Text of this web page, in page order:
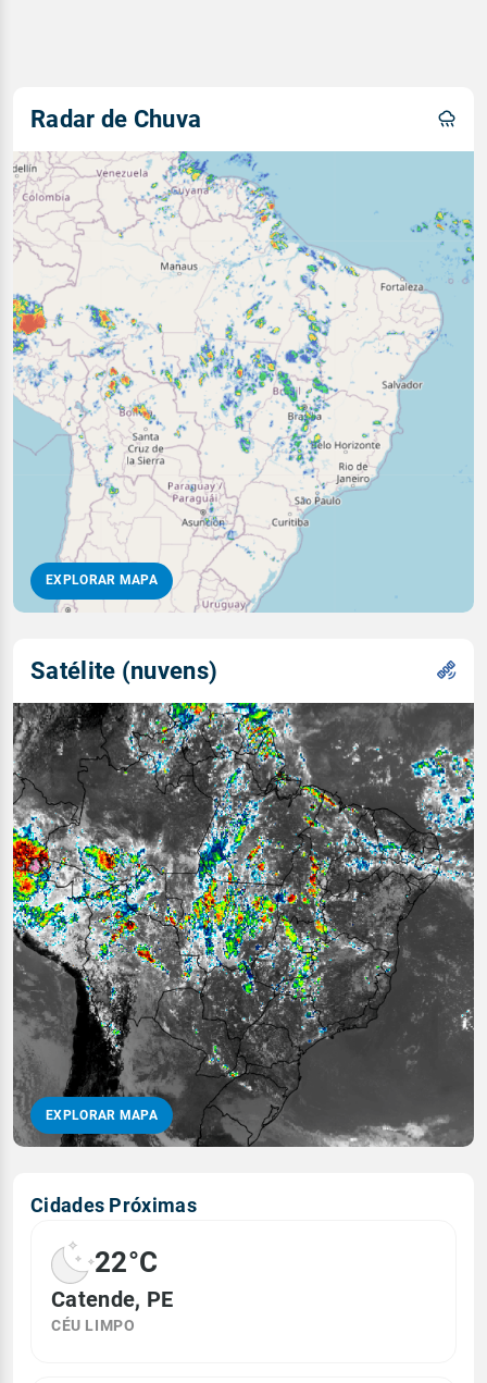
Radar de Chuva
EXPLORAR MAPA
Satélite (nuvens)
EXPLORAR MAPA
Cidades Próximas
22°C
Catende, PE
CÉU LIMPO